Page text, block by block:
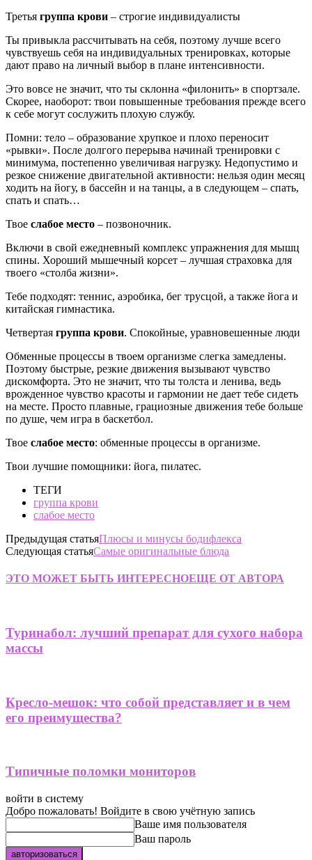
Третья группа крови – строгие индивидуалисты
Ты привыкла рассчитывать на себя, поэтому лучше всего
чувствуешь себя на индивидуальных тренировках, которые
дают право на личный выбор в плане интенсивности.
Это вовсе не значит, что ты склонна «филонить» в спортзале.
Скорее, наоборот: твои повышенные требования прежде всего
к себе могут сослужить плохую службу.
Помни: тело – образование хрупкое и плохо переносит
«рывки». После долгого перерыва начинай тренировки с
минимума, постепенно увеличивая нагрузку. Недопустимо и
резкое снижение двигательной активности: нельзя один месяц
ходить на йогу, в бассейн и на танцы, а в следующем – спать,
спать и спать…
Твое слабое место – позвоночник.
Включи в свой ежедневный комплекс упражнения для мышц
спины. Хороший мышечный корсет – лучшая страховка для
твоего «столба жизни».
Тебе подходят: теннис, аэробика, бег трусцой, а также йога и
китайская гимнастика.
Четвертая группа крови. Спокойные, уравновешенные люди
Обменные процессы в твоем организме слегка замедлены.
Поэтому быстрые, резкие движения вызывают чувство
дискомфорта. Это не значит, что ты толста и ленива, ведь
врожденное чувство красоты и гармонии не дает тебе сидеть
на месте. Просто плавные, грациозные движения тебе больше
по душе, чем игра в баскетбол.
Твое слабое место: обменные процессы в организме.
Твои лучшие помощники: йога, пилатес.
ТЕГИ
группа крови
слабое место
Предыдущая статьяПлюсы и минусы бодифлекса
Следующая статьяСамые оригинальные блюда
ЭТО МОЖЕТ БЫТЬ ИНТЕРЕСНОЕЩЕ ОТ АВТОРА
Туринабол: лучший препарат для сухого набора
массы
Кресло-мешок: что собой представляет и в чем
его преимущества?
Типичные поломки мониторов
войти в систему
Добро пожаловать! Войдите в свою учётную запись
Ваше имя пользователя
Ваш пароль